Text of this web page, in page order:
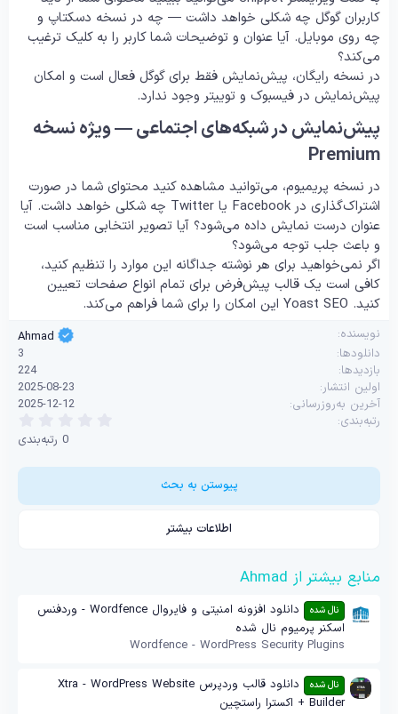
کاربران گوگل چه شکلی خواهد داشت — چه در نسخه دسکتاپ و
چه روی موبایل. آیا عنوان و توضیحات شما کاربر را به کلیک ترغیب
می‌کند؟
در نسخه رایگان، پیش‌نمایش فقط برای گوگل فعال است و امکان
پیش‌نمایش در فیسبوک و توییتر وجود ندارد.
پیش‌نمایش در شبکه‌های اجتماعی — ویژه نسخه
Premium
در نسخه پریمیوم، می‌توانید مشاهده کنید محتوای شما در صورت
اشتراک‌گذاری در Facebook یا Twitter چه شکلی خواهد داشت. آیا
عنوان درست نمایش داده می‌شود؟ آیا تصویر انتخابی مناسب است
و باعث جلب توجه می‌شود؟
اگر نمی‌خواهید برای هر نوشته جداگانه این موارد را تنظیم کنید،
کافی است یک قالب پیش‌فرض برای تمام انواع صفحات تعیین
کنید. Yoast SEO این امکان را برای شما فراهم می‌کند.
نویسنده
Ahmad
دانلودها
3
بازدیدها
224
اولین انتشار
2025-08-23
آخرین به‌روزرسانی
2025-12-12
رتبه‌بندی
س
ا
0 رتبه‌بندی
پیوستن به بحث
اطلاعات بیشتر
منابع بیشتر از Ahmad
نال شده
دانلود افزونه امنیتی و فایروال Wordfence - وردفنس
اسکنر پرمیوم نال شده
Wordfence - WordPress Security Plugins
نال شده
دانلود قالب وردپرس Xtra - WordPress Website
Builder + اکسترا راستچین